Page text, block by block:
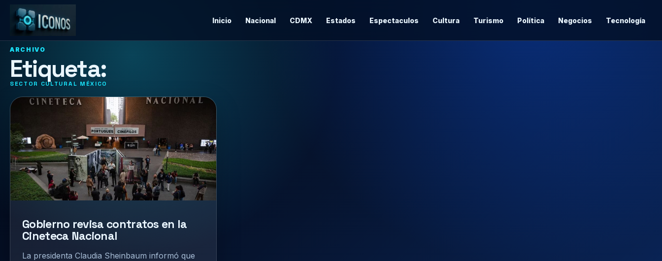
Inicio Nacional CDMX Estados Espectaculos Cultura Turismo Política Negocios Tecnología
ARCHIVO
Etiqueta:
SECTOR CULTURAL MÉXICO
Gobierno revisa contratos en la
Cineteca Nacional
La presidenta Claudia Sheinbaum informó que